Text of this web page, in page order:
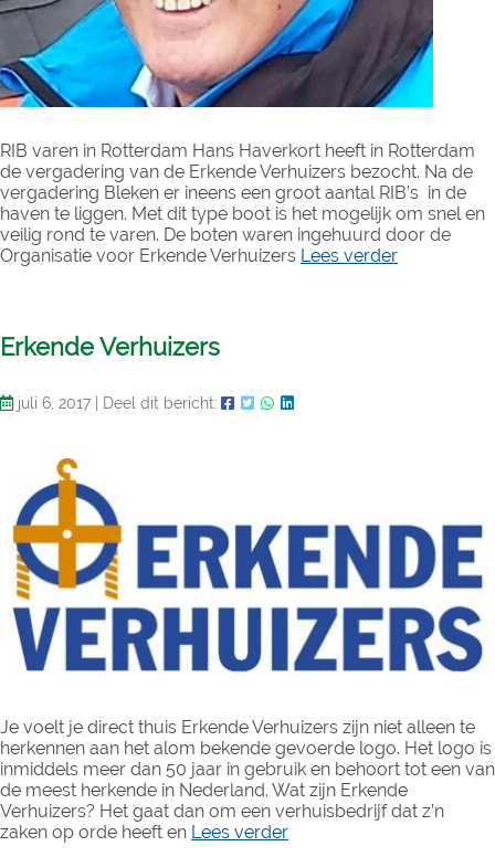
RIB varen in Rotterdam Hans Haverkort heeft in Rotterdam
de vergadering van de Erkende Verhuizers bezocht. Na de
vergadering Bleken er ineens een groot aantal RIB’s in de
haven te liggen. Met dit type boot is het mogelijk om snel en
veilig rond te varen. De boten waren ingehuurd door de
Organisatie voor Erkende Verhuizers Lees verder
Erkende Verhuizers
juli 6, 2017 Deel dit bericht:
Je voelt je direct thuis Erkende Verhuizers zijn niet alleen te
herkennen aan het alom bekende gevoerde logo. Het logo is
inmiddels meer dan 50 jaar in gebruik en behoort tot een van
de meest herkende in Nederland. Wat zijn Erkende
Verhuizers? Het gaat dan om een verhuisbedrijf dat z’n
zaken op orde heeft en Lees verder